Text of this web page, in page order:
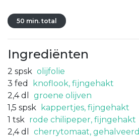
50 min. total
Ingrediënten
2 spsk olijfolie
3 fed
knoflook, fijngehakt
2,4 dl
groene olijven
1,5 spsk
kappertjes, fijngehakt
1 tsk rode chilipeper, fijngehakt
2,4 dl
cherrytomaat, gehalveerd